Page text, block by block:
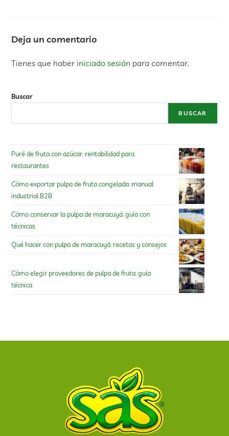
Deja un comentario
Tienes que haber iniciado sesión para comentar.
Buscar
BUSCAR
Puré de fruta con azúcar: rentabilidad para
restaurantes
Cómo exportar pulpa de fruta congelada: manual
industrial B2B
Cómo conservar la pulpa de maracuyá: guía con
técnicas
Qué hacer con pulpa de maracuyá: recetas y consejos
Cómo elegir proveedores de pulpa de fruta: guía
técnica